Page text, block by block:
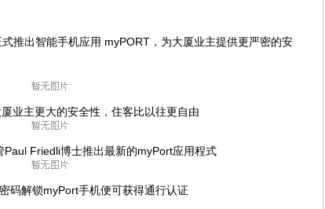
出智能手机应用 myPORT，为大厦业主提供更严密的安
主更大的安全性，住客比以往更自由
Friedli博士推出最新的myPort应用程式
解锁myPort手机便可获得通行认证